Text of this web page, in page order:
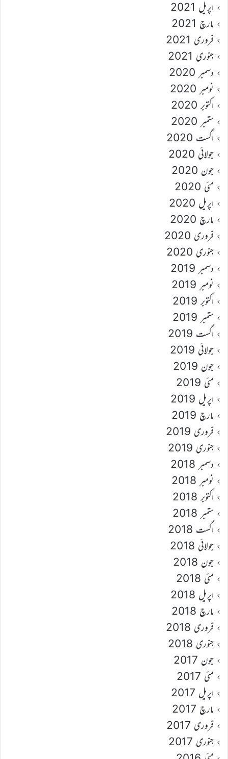
اپریل 2021
مارچ 2021
فروری 2021
جنوری 2021
دسمبر 2020
نومبر 2020
اکتوبر 2020
ستمبر 2020
اگست 2020
جولائی 2020
جون 2020
مئی 2020
اپریل 2020
مارچ 2020
فروری 2020
جنوری 2020
دسمبر 2019
نومبر 2019
اکتوبر 2019
ستمبر 2019
اگست 2019
جولائی 2019
جون 2019
مئی 2019
اپریل 2019
مارچ 2019
فروری 2019
جنوری 2019
دسمبر 2018
نومبر 2018
اکتوبر 2018
ستمبر 2018
اگست 2018
جولائی 2018
جون 2018
مئی 2018
اپریل 2018
مارچ 2018
فروری 2018
جنوری 2018
جون 2017
مئی 2017
اپریل 2017
مارچ 2017
فروری 2017
جنوری 2017